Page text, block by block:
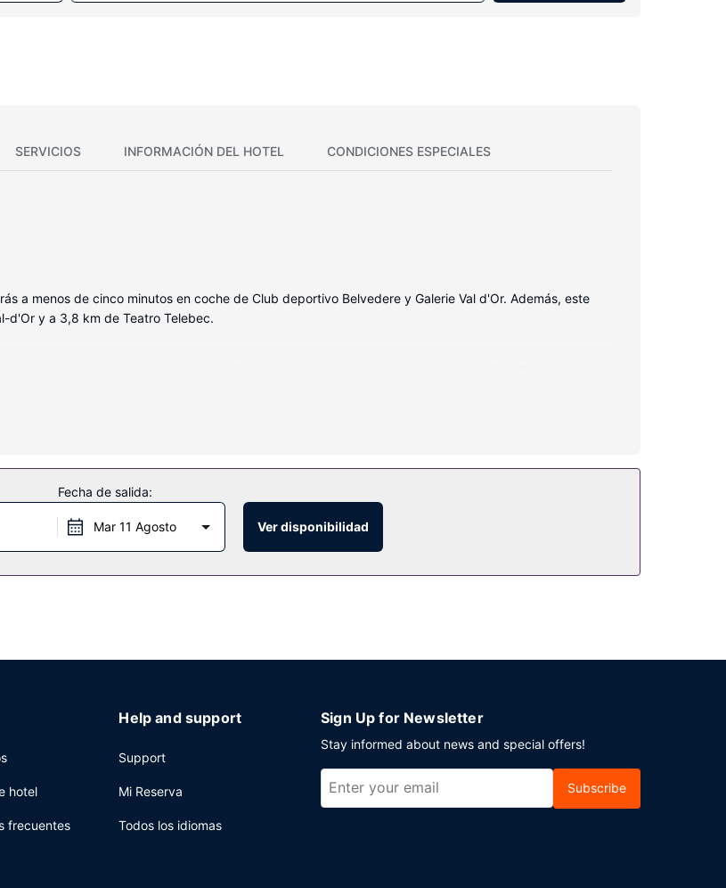
SERVICIOS INFORMACIÓN DEL HOTEL CONDICIONES ESPECIALES
a menos de cinco minutos en coche de Club deportivo Belvedere y Galerie Val d'Or. Además, este
d'Or y a 3,8 km de Teatro Telebec.
tendrás una Smart TV con canales por cable para entretenerte. Entre las comodidades, se incluyen
a 09:30.
Fecha de salida:
Mar 11 Agosto Ver disponibilidad
hotel
frecuentes
Help and support
Support
Mi Reserva
Todos los idiomas
Sign Up for Newsletter
Stay informed about news and special offers!
Subscribe